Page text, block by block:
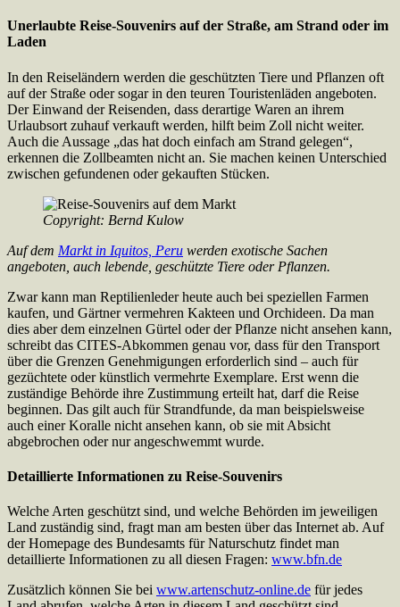
Unerlaubte Reise-Souvenirs auf der Straße, am Strand oder im
Laden
In den Reiseländern werden die geschützten Tiere und Pflanzen oft
auf der Straße oder sogar in den teuren Touristenläden angeboten.
Der Einwand der Reisenden, dass derartige Waren an ihrem
Urlaubsort zuhauf verkauft werden, hilft beim Zoll nicht weiter.
Auch die Aussage „das hat doch einfach am Strand gelegen“,
erkennen die Zollbeamten nicht an. Sie machen keinen Unterschied
zwischen gefundenen oder gekauften Stücken.
Copyright: Bernd Kulow
Auf dem Markt in Iquitos, Peru werden exotische Sachen
angeboten, auch lebende, geschützte Tiere oder Pflanzen.
Zwar kann man Reptilienleder heute auch bei speziellen Farmen
kaufen, und Gärtner vermehren Kakteen und Orchideen. Da man
dies aber dem einzelnen Gürtel oder der Pflanze nicht ansehen kann,
schreibt das CITES-Abkommen genau vor, dass für den Transport
über die Grenzen Genehmigungen erforderlich sind – auch für
gezüchtete oder künstlich vermehrte Exemplare. Erst wenn die
zuständige Behörde ihre Zustimmung erteilt hat, darf die Reise
beginnen. Das gilt auch für Strandfunde, da man beispielsweise
auch einer Koralle nicht ansehen kann, ob sie mit Absicht
abgebrochen oder nur angeschwemmt wurde.
Detaillierte Informationen zu Reise-Souvenirs
Welche Arten geschützt sind, und welche Behörden im jeweiligen
Land zuständig sind, fragt man am besten über das Internet ab. Auf
der Homepage des Bundesamts für Naturschutz findet man
detaillierte Informationen zu all diesen Fragen: www.bfn.de
Zusätzlich können Sie bei www.artenschutz-online.de für jedes